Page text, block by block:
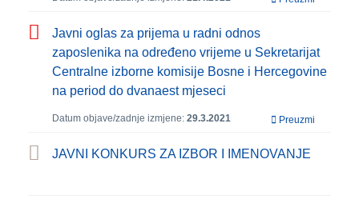
Javni oglas za prijema u radni odnos
zaposlenika na određeno vrijeme u Sekretarijat
Centralne izborne komisije Bosne i Hercegovine
na period do dvanaest mjeseci
Datum objave/zadnje izmjene: 29.3.2021 Preuzmi
JAVNI KONKURS ZA IZBOR I IMENOVANJE